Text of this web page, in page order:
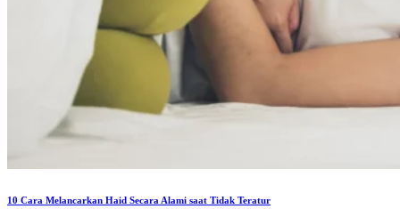
10 Cara Melancarkan Haid Secara Alami saat Tidak Teratur